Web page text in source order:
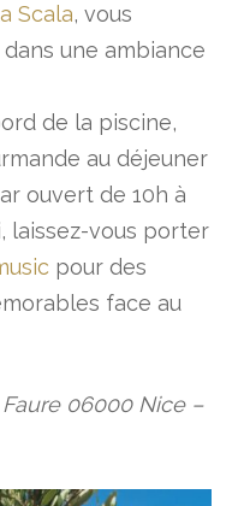
Scala, vous
une ambiance
de la piscine,
au déjeuner
ouvert de 10h à
laissez-vous porter
pour des
face au
06000 Nice –